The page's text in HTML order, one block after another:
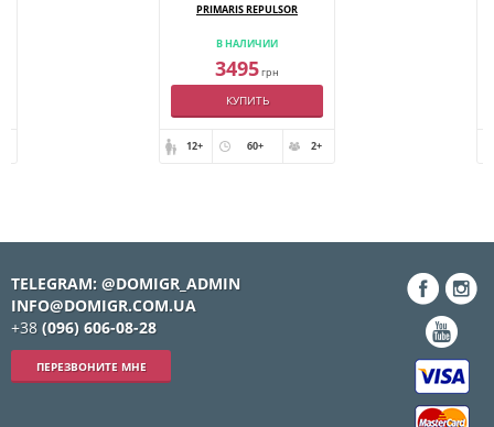
PRIMARIS REPULSOR
В НАЛИЧИИ
3495грн
КУПИТЬ
12+ 60+ 2+
TELEGRAM: @DOMIGR_ADMIN
INFO@DOMIGR.COM.UA
+38 (096) 606-08-28
ПЕРЕЗВОНИТЕ МНЕ